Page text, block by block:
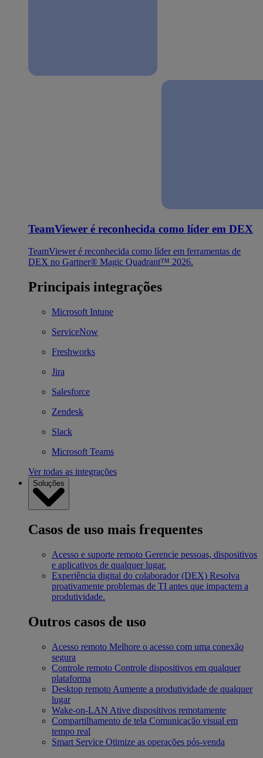
TeamViewer é reconhecida como líder em DEX
TeamViewer é reconhecida como líder em ferramentas de
DEX no Gartner® Magic Quadrant™ 2026.
Principais integrações
Microsoft Intune
ServiceNow
Freshworks
Jira
Salesforce
Zendesk
Slack
Microsoft Teams
Ver todas as integrações
Soluções
Casos de uso mais frequentes
Acesso e suporte remoto Gerencie pessoas, dispositivos
e aplicativos de qualquer lugar.
Experiência digital do colaborador (DEX) Resolva
proativamente problemas de TI antes que impactem a
produtividade.
Outros casos de uso
Acesso remoto Melhore o acesso com uma conexão
segura
Controle remoto Controle dispositivos em qualquer
plataforma
Desktop remoto Aumente a produtividade de qualquer
lugar
Wake-on-LAN Ative dispositivos remotamente
Compartilhamento de tela Comunicação visual em
tempo real
Smart Service Otimize as operações pós-venda